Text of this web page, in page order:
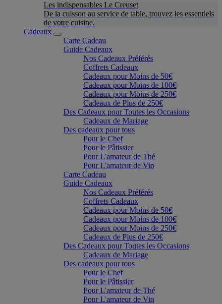
Les indispensables Le Creuset
De la cuisson au service de table, trouvez les essentiels
de votre cuisine.
Cadeaux
Carte Cadeau
Guide Cadeaux
Nos Cadeaux Préférés
Coffrets Cadeaux
Cadeaux pour Moins de 50€
Cadeaux pour Moins de 100€
Cadeaux pour Moins de 250€
Cadeaux de Plus de 250€
Des Cadeaux pour Toutes les Occasions
Cadeaux de Mariage
Des cadeaux pour tous
Pour le Chef
Pour le Pâtissier
Pour L'amateur de Thé
Pour L'amateur de Vin
Carte Cadeau
Guide Cadeaux
Nos Cadeaux Préférés
Coffrets Cadeaux
Cadeaux pour Moins de 50€
Cadeaux pour Moins de 100€
Cadeaux pour Moins de 250€
Cadeaux de Plus de 250€
Des Cadeaux pour Toutes les Occasions
Cadeaux de Mariage
Des cadeaux pour tous
Pour le Chef
Pour le Pâtissier
Pour L'amateur de Thé
Pour L'amateur de Vin